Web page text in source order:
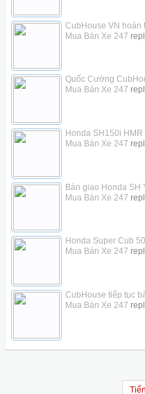
CubHouse VN hoàn
Mua Bán Xe 247
Quốc Cường
Mua Bán Xe 247
Honda SH150i
Mua Bán Xe 247
Bàn giao Honda SH
Mua Bán Xe 247
Honda Super Cub
Mua Bán Xe 247
CubHouse tiếp tục
Mua Bán Xe 247